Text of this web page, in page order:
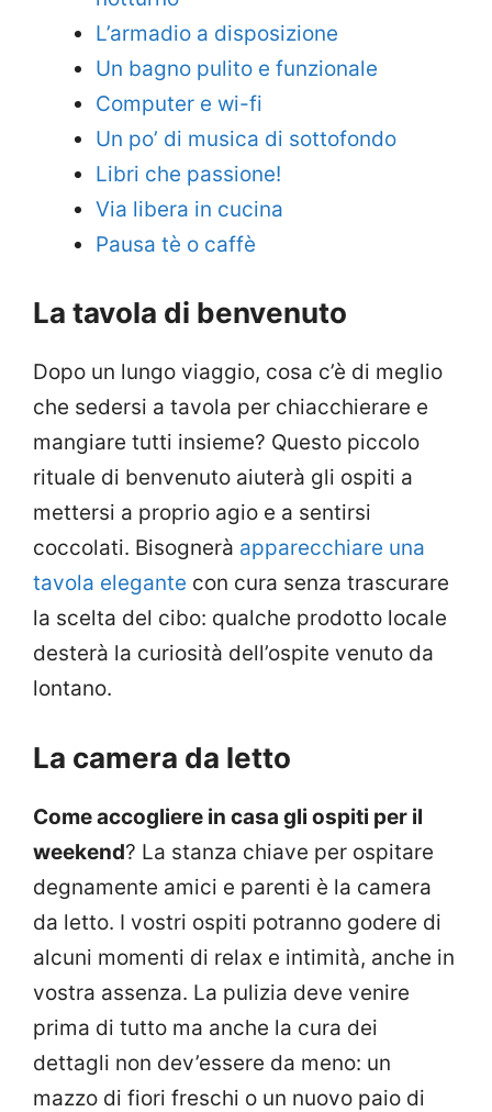
L’armadio a disposizione
Un bagno pulito e funzionale
Computer e wi-fi
Un po’ di musica di sottofondo
Libri che passione!
Via libera in cucina
Pausa tè o caffè
La tavola di benvenuto
Dopo un lungo viaggio, cosa c’è di meglio
che sedersi a tavola per chiacchierare e
mangiare tutti insieme? Questo piccolo
rituale di benvenuto aiuterà gli ospiti a
mettersi a proprio agio e a sentirsi
coccolati. Bisognerà apparecchiare una
tavola elegante con cura senza trascurare
la scelta del cibo: qualche prodotto locale
desterà la curiosità dell’ospite venuto da
lontano.
La camera da letto
Come accogliere in casa gli ospiti per il
weekend? La stanza chiave per ospitare
degnamente amici e parenti è la camera
da letto. I vostri ospiti potranno godere di
alcuni momenti di relax e intimità, anche in
vostra assenza. La pulizia deve venire
prima di tutto ma anche la cura dei
dettagli non dev’essere da meno: un
mazzo di fiori freschi o un nuovo paio di